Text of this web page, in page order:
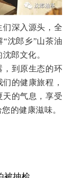
们深入源头，全
沈郎乡”山茶油
郎文化。
，到原生态的环
的健康旅程，
天的气息，享受
的健康滋味。